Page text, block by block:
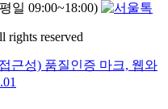
일 09:00~18:00)
rights reserved